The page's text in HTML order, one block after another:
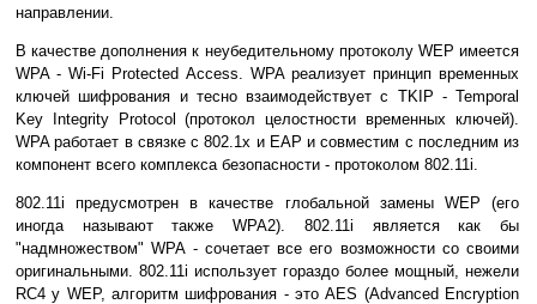
направлении.
В качестве дополнения к неубедительному протоколу WEP имеется
WPA - Wi-Fi Protected Access. WPA реализует принцип временных
ключей шифрования и тесно взаимодействует с TKIP - Temporal
Key Integrity Protocol (протокол целостности временных ключей).
WPA работает в связке с 802.1х и EAP и совместим с последним из
компонент всего комплекса безопасности - протоколом 802.11i.
802.11i предусмотрен в качестве глобальной замены WEP (его
иногда называют также WPA2). 802.11i является как бы
"надмножеством" WPA - сочетает все его возможности со своими
оригинальными. 802.11i использует гораздо более мощный, нежели
RC4 у WEP, алгоритм шифрования - это AES (Advanced Encryption